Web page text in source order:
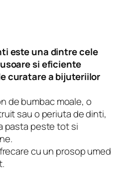
este una dintre cele
si eficiente
curatare a bijuteriilor
de bumbac moale, o
sau o periuta de dinti,
pasta peste tot si
cu un prosop umed